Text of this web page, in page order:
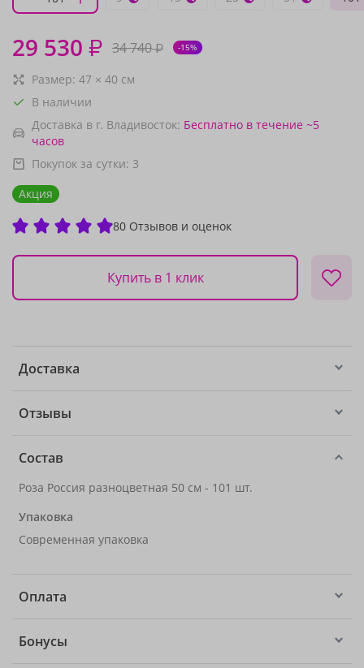
29 530 ₽ 34 740₽ -15%
Размер: 47 × 40 см
В наличии
Доставка в г. Владивосток: Бесплатно в течение ~5
часов
Покупок за сутки: 3
Акция
80 Отзывов и оценок
Купить в 1 клик
Доставка
Отзывы
Состав
Роза Россия разноцветная 50 см - 101 шт.
Упаковка
Современная упаковка
Оплата
Бонусы